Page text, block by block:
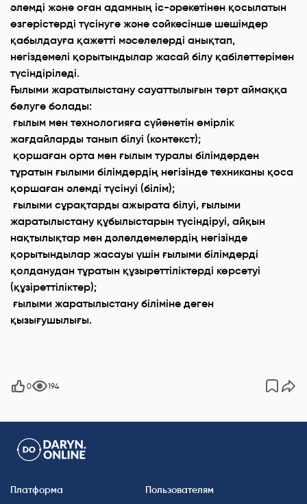
әлемді және оған адамның іс-әрекетінен қосылатын
өзгерістерді түсінуге және сәйкесінше шешімдер
қабылдауға қажетті мәселелерді анықтап,
негіздемелі қорытындылар жасай білу қабілеттерімен
түсіндіріледі.
Ғылыми жаратылыстану сауаттылығын төрт аймаққа
бөлуге болады:
ғылым мен технологияға сүйенетін өмірлік
жағдайларды танып білуі (контекст);
қоршаған орта мен ғылым туралы білімдерден
тұратын ғылыми білімдердің негізінде техниканы қоса
қоршаған әлемді түсінуі (білім);
ғылыми сұрақтарды ажырата білуі, ғылыми
жаратылыстану құбылыстарын түсіндіруі, айқын
нақтылықтар мен дәлелдемелердің негізінде
қорытындылар жасауы үшін ғылыми білімдерді
қолданудан тұратын құзыреттіліктерді көрсетуі
(құзіреттіліктер);
ғылыми жаратылыстану біліміне деген
қызығушылығы.
0 194
Платформа Пользователям